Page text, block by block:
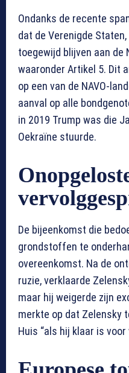
Ondanks de recente
dat de Verenigde
toegewijd blijven aan de
waaronder Artikel 5. Dit
op een van de NAVO-
aanval op alle
in 2019 Trump was die
Oekraïne stuurde.
De bijeenkomst die
grondstoffen te
overeenkomst. Na de
ruzie, verklaarde
maar hij weigerde zijn
merkte op dat Zelensky
Huis “als hij klaar is voor